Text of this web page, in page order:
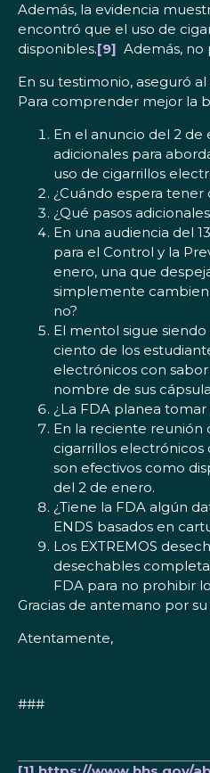
Además, la evidencia
encontró que el uso de
disponibles.[9] Además, no
En su testimonio, aseguró
Para comprender mejor la
En el anuncio del 2
adicionales para
uso de cigarrillos
¿Cuándo espera tener
¿Qué pasos
En una audiencia del
para el Control y la
enero, una que
simplemente cambien
no?
El mentol sigue
ciento de los
electrónicos con
nombre de sus
¿La FDA planea
En la reciente reunión
cigarrillos electrónicos
son efectivos como
del 2 de enero.
¿Tiene la FDA algún
ENDS basados en
Los EXTREMOS
desechables
FDA para no prohibir
Gracias de antemano por
Atentamente,
###